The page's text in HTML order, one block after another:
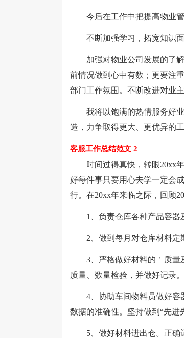
今后在工作中把提高物业管
不断加强学习，拓宽知识面
加强对物业公司发展的了解
前情况做到心中有数；更要注
部门工作氛围。不断改进对业
我将以饱满的热情服务好业
造，力争取得更大、更优异的工
客服工作总结范文 2
时间过得真快，转眼20xx年
好每件事只要用心去学一定会
行。在20xx年来临之际，回顾
1、负责仓库各种产品容器及
2、做到每月对仓库材料定
3、严格做好材料的＇质量
质量、数量检验，并做好记录
4、协助车间物料员做好容
数据的准确性。坚持做到“先进
5、做好材料进出仓。正确